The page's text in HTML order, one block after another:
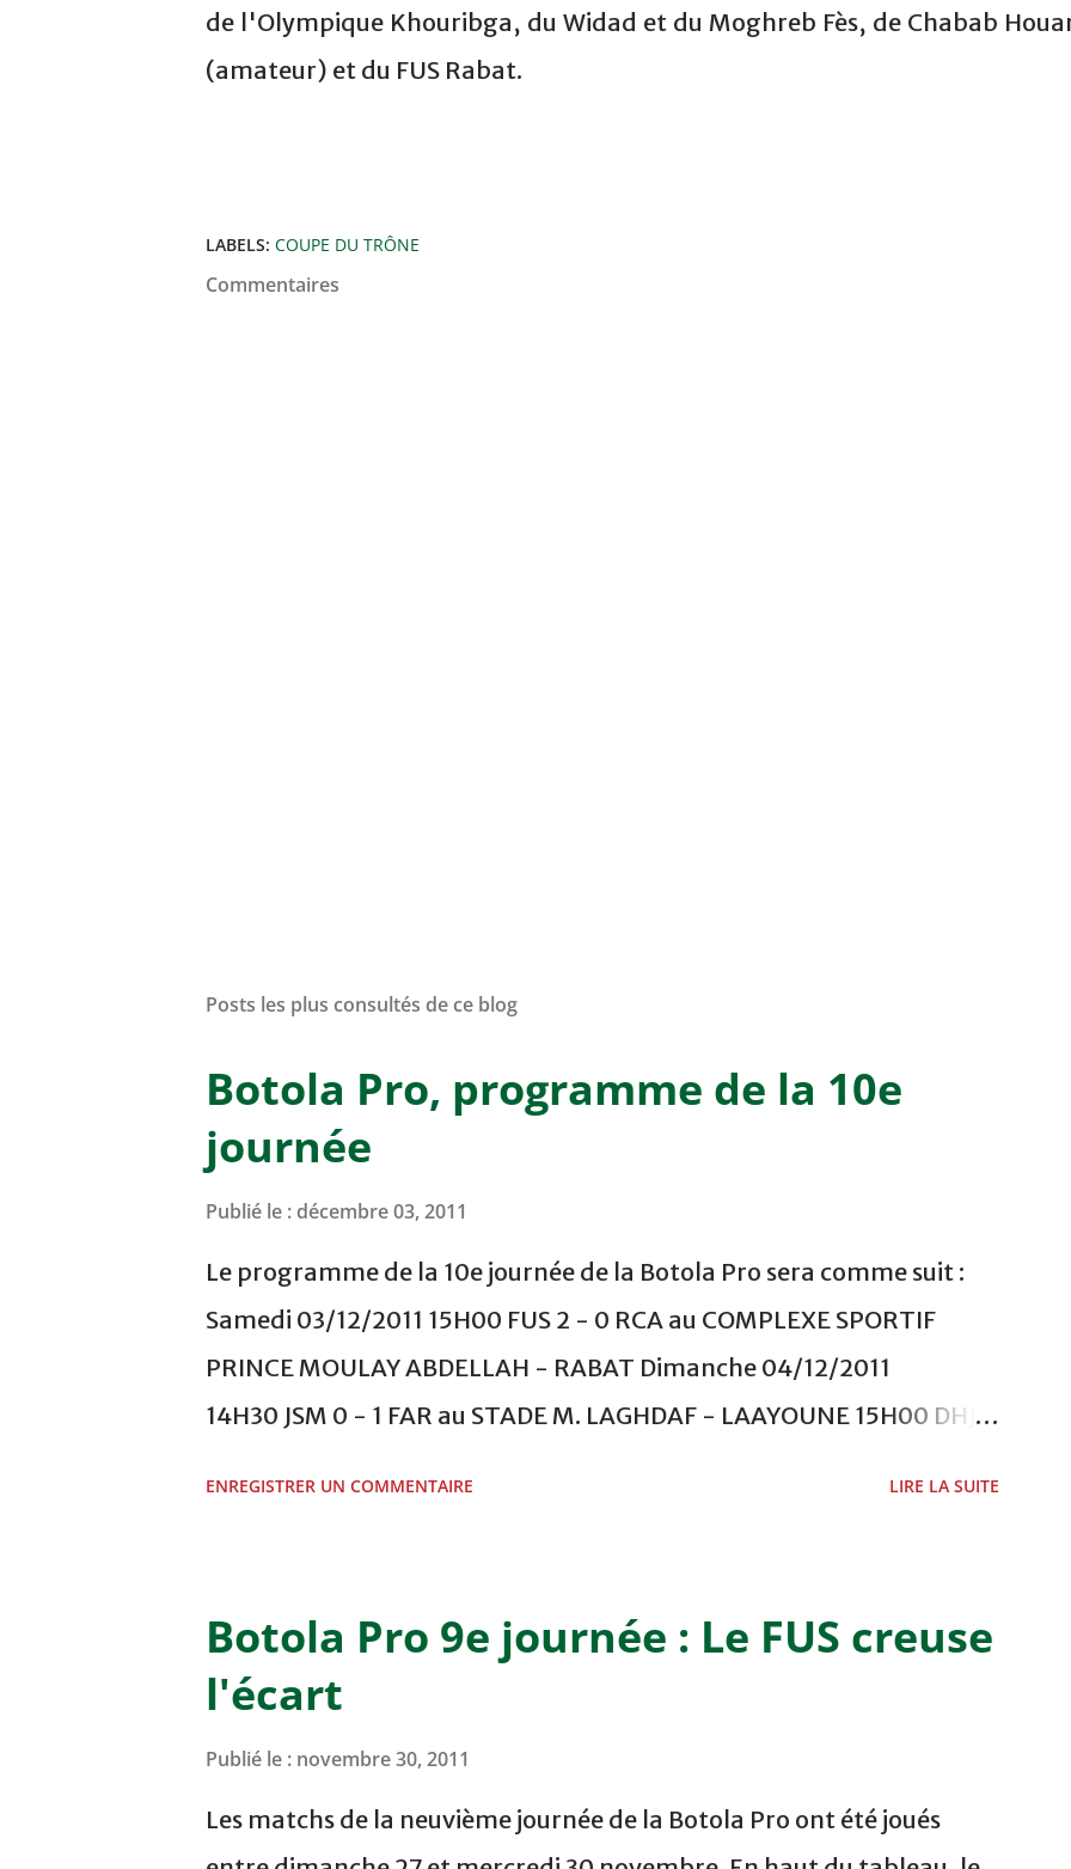
de l'Olympique Khouribga, du Widad et du Moghreb Fès, de Chabab
(amateur) et du FUS Rabat.
LABELS: COUPE DU TRÔNE
Commentaires
Posts les plus consultés de ce blog
Botola Pro, programme de la 10e
journée
Publié le :décembre 03, 2011
Le programme de la 10e journée de la Botola Pro sera comme suit :
Samedi 03/12/2011 15H00 FUS 2 - 0 RCA au COMPLEXE SPORTIF
PRINCE MOULAY ABDELLAH - RABAT Dimanche 04/12/2011
14H30 JSM 0 - 1 FAR au STADE M. LAGHDAF - LAAYOUNE 15H00 DHJ 0
COMPLEXE SPORTIF DE FES - FES WAC - MAS Reporté pour cause de
finale de la coupe de la CAF COMPLEXE SPORTIF MOHAMMED
VCASABLANCA
ENREGISTRER UN COMMENTAIRE LIRE LA SUITE
Botola Pro 9e journée : Le FUS creuse
l'écart
Publié le : novembre 30, 2011
Les matchs de la neuvième journée de la Botola Pro ont été joués